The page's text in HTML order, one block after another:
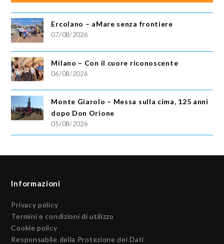
Ercolano – aMare senza frontiere
07/08/2026
Milano – Con il cuore riconoscente
06/08/2026
Monte Giarolo – Messa sulla cima, 125 anni
dopo Don Orione
05/08/2026
Informazioni
Privacy policy
Termini e condizioni di utilizzo
Cookie policy
Responsabile della Protezione dei Dati